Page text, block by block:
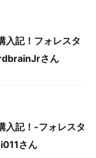
入記！フォレスタ
さん
入記！-フォレスタ
さん